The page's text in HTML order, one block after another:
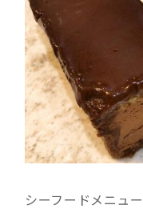
シーフードメニュ